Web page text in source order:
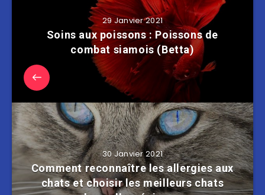
29 Janvier 2021
Soins aux poissons : Poissons de
combat siamois (Betta)
30 Janvier 2021
Comment reconnaître les allergies aux
chats et choisir les meilleurs chats